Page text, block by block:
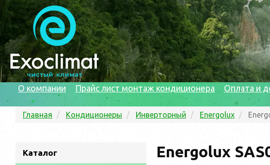
О компании Прайс лист монтаж кондиционера Оплата и
Главная Кондиционеры Инверторный Energolux
Каталог Energolux